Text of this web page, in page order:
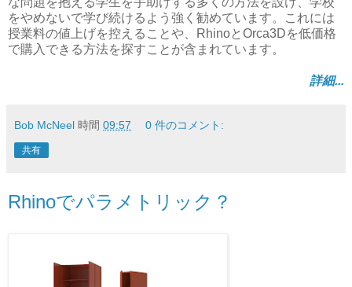
をやめないで学び続けるよう強く勧めています。これには
授業料の値上げを控えることや、RhinoとOrca3Dを低価格
で購入できる方法を探すことが含まれています。
詳細...
Bob McNeel 時間 09:57 0 件のコメント:
共有
Rhinoでパラメトリック？